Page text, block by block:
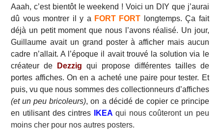
Aaah, c’est bientôt le weekend ! Voici un DIY que j’aurai
dû vous montrer il y a FORT FORT longtemps. Ça fait
déjà un petit moment que nous l’avons réalisé. Un jour,
Guillaume avait un grand poster à afficher mais aucun
cadre n’allait. A l’époque il avait trouvé la solution via le
créateur de
Dezzig qui propose différentes tailles de
portes affiches. On en a acheté une paire pour tester. Et
puis, vu que nous sommes des collectionneurs d’affiches
(et un peu bricoleurs), on a décidé de copier ce principe
en utilisant des cintres
IKEA qui nous coûteront un peu
moins cher pour nos autres posters.